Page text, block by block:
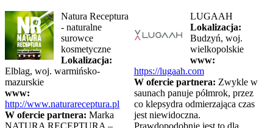
Natura Receptura
- naturalne
surowce
kosmetyczne
Lokalizacja:
Elblag, woj. warmińsko-
mazurskie
www:
http://www.naturareceptura.pl
W ofercie partnera: Marka
NATURA RECEPTURA –
LUGAAH
Lokalizacja:
Budzyń, woj.
wielkopolskie
www:
https://lugaah.com
W ofercie partnera: Zwykle w
saunach panuje półmrok, przez
co klepsydra odmierzająca czas
jest niewidoczna.
Prawdopodobnie jest to dla